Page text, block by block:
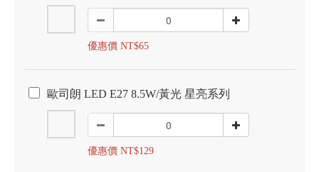
優惠價 NT$65
歐司朗 LED E27 8.5W/黃光 星亮系列
優惠價 NT$129